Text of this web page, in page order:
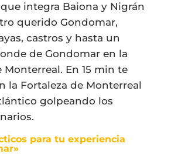
integra Baiona y Nigrán
querido Gondomar,
castros y hasta un
de Gondomar en la
En 15 min te
la Fortaleza de Monterreal
golpeando los
para tu experiencia